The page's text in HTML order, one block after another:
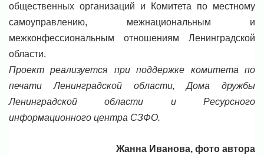
общественных организаций и Комитета по местному
самоуправлению, межнациональным и
межконфессиональным отношениям Ленинградской
области.
Проект реализуется при поддержке комитета по
печати Ленинградской области, Дома дружбы
Ленинградской области и Ресурсного
информационного центра СЗФО.
Жанна Иванова, фото автора